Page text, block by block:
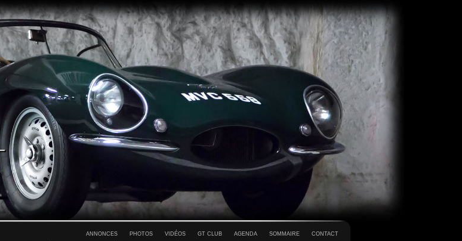
ANNONCES PHOTOS VIDÉOS GT CLUB AGENDA SOMMAIRE CONTACT